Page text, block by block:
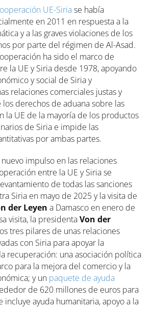
UE-Siriase había
en 2011 en respuesta a la
y a las graves violaciones de los
por parte del régimen de Al-Asad.
ha sido el marco de
la UE y Siria desde 1978, apoyando
y social de Siria y
relaciones comerciales justas y
los derechos de aduana sobre las
la UE de la mayoría de los productos
de Siria e impide las
por ambas partes.
impulso en las relaciones
entre la UE y Siria se
de todas las sanciones
Siria en mayo de 2025 y la visita de
der Leyen a Damasco en enero de
visita, la presidentaVon der
tres pilares de unas relaciones
con Siria para apoyar la
recuperación: una asociación política
para la mejora del comercio y la
y un paquete de ayuda
de 620 millones de euros para
incluye ayuda humanitaria, apoyo a la